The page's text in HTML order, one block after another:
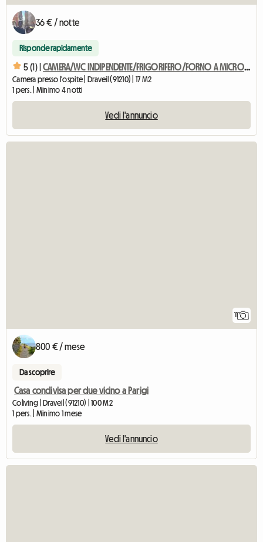
36 € / notte
Risponde rapidamente
5 (1) | CAMERA/WC INDIPENDENTE/FRIGORIFERO/FORNO A MICROONDE PRIVATO
Camera presso l'ospite | Draveil (91210) | 17 M2
1 pers. | Minimo 4 notti
Vedi l'annuncio
11
800 € / mese
Da scoprire
Casa condivisa per due vicino a Parigi
Coliving | Draveil (91210) | 100 M2
1 pers. | Minimo 1 mese
Vedi l'annuncio